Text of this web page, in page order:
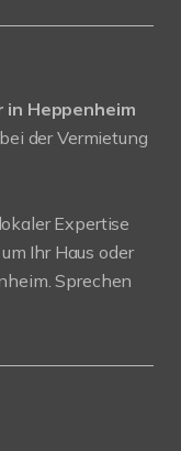
in Heppenheim
der Vermietung
Expertise
Ihr Haus oder
Sprechen